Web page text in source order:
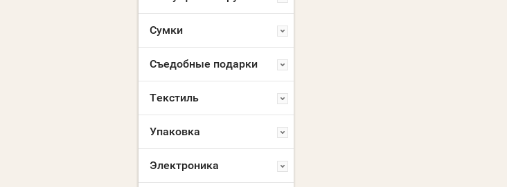
Сумки
Съедобные подарки
Текстиль
Упаковка
Электроника